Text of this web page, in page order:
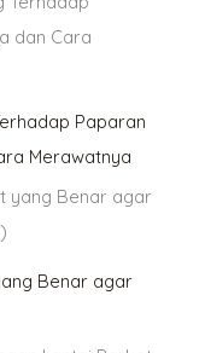
Paparan
Merawatnya
Benar agar